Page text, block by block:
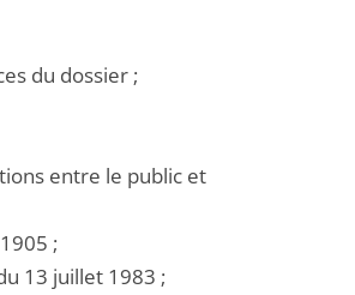
du dossier ;
entre le public et
;
13 juillet 1983 ;